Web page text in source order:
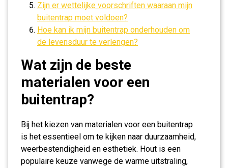
Zijn er wettelijke voorschriften waaraan mijn
buitentrap moet voldoen?
Hoe kan ik mijn buitentrap onderhouden om
de levensduur te verlengen?
Wat zijn de beste
materialen voor een
buitentrap?
Bij het kiezen van materialen voor een buitentrap
is het essentieel om te kijken naar duurzaamheid,
weerbestendigheid en esthetiek. Hout is een
populaire keuze vanwege de warme uitstraling,